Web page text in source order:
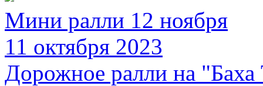
Мини ралли 12 ноября
11 октября 2023
Дорожное ралли на "Баха